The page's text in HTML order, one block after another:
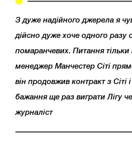
З дуже надійного джерела я
дійсно дуже хоче одного разу
помаранчевих. Питання
менеджер Манчестер Сіті
він продовжив контракт з Сіті
бажання ще раз виграти Лігу
журналіст